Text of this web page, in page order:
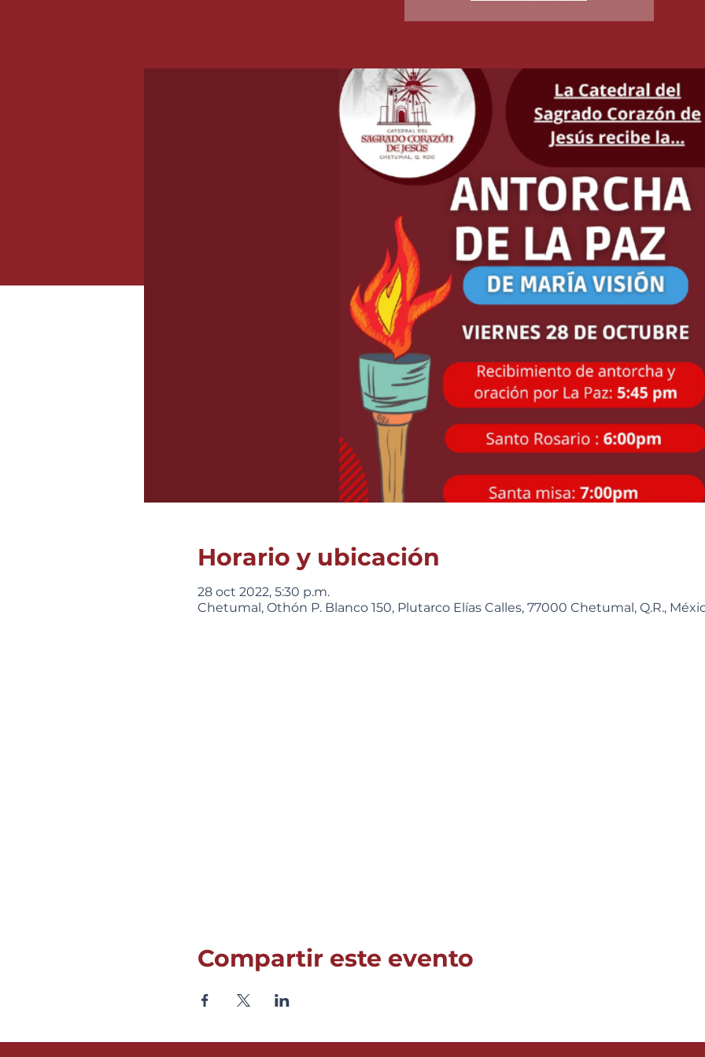
Horario y ubicación
28 oct 2022, 5:30 p.m.
Chetumal, Othón P. Blanco 150, Plutarco Elías Calles, 77000 Chetumal, Q.R.,
Compartir este evento